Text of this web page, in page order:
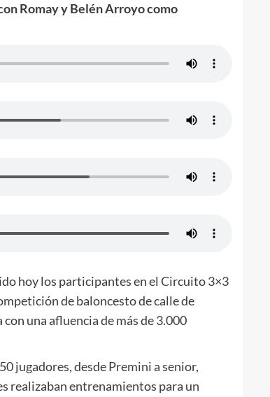
Romay y Belén Arroyo como
hoy los participantes en el Circuito 3×3
de baloncesto de calle de
con una afluencia de más de 3.000
jugadores, desde Premini a senior,
realizaban entrenamientos para un